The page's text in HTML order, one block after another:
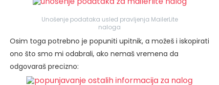
Unošenje podataka usled pravljenja MailerLite
naloga
Osim toga potrebno je popuniti upitnik, a možeš i iskopirati
ono što smo mi odabrali, ako nemaš vremena da
odgovaraš precizno: